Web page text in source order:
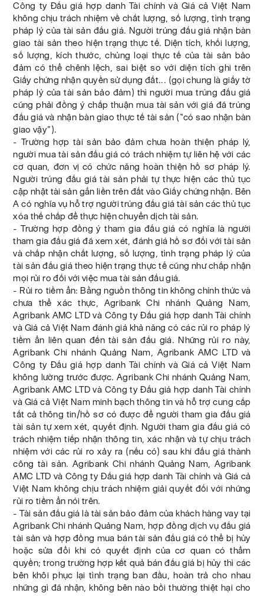
Công ty Đấu giá hợp danh Tài chính và Giá cả Việt Nam
không chịu trách nhiệm về chất lượng, số lượng, tình trạng
pháp lý của tài sản đấu giá. Người trúng đấu giá nhận bàn
giao tài sản theo hiện trạng thực tế. Diện tích, khối lượng,
số lượng, kích thước, chủng loại thực tế của tài sản bảo
đảm có thể chênh lệch, sai biệt so với diện tích ghi trên
Giấy chứng nhận quyền sử dụng đất... (gọi chung là giấy tờ
pháp lý của tài sản bảo đảm) thì người mua trúng đấu giá
cũng phải đồng ý chấp thuận mua tài sản với giá đã trúng
đấu giá và nhận bàn giao thực tế tài sản (“có sao nhận bàn
giao vậy”).
- Trường hợp tài sản bảo đảm chưa hoàn thiện pháp lý,
người mua tài sản đấu giá có trách nhiệm tự liên hệ với các
cơ quan, đơn vị có chức năng hoàn thiện hồ sơ pháp lý.
Người trúng đấu giá tài sản phải tự thực hiện các thủ tục
cập nhật tài sản gắn liền trên đất vào Giấy chứng nhận. Bên
A có nghĩa vụ hỗ trợ người trúng đấu giá tài sản các thủ tục
xóa thế chấp để thực hiện chuyển dịch tài sản.
- Trường hợp đồng ý tham gia đấu giá có nghĩa là người
tham gia đấu giá đã xem xét, đánh giá hồ sơ đối với tài sản
và chấp nhận chất lượng, số lượng, tình trạng pháp lý của
tài sản đấu giá theo hiện trạng thực tế cũng như chấp nhận
mọi rủi ro đối với việc mua tài sản đấu giá.
- Rủi ro tiềm ẩn: Bằng nguồn thông tin không chính thức và
chưa thể xác thực, Agribank Chi nhánh Quảng Nam,
Agribank AMC LTD và Công ty Đấu giá hợp danh Tài chính
và Giá cả Việt Nam đánh giá khả năng có các rủi ro pháp lý
tiềm ẩn liên quan đến tài sản đấu giá. Những rủi ro này,
Agribank Chi nhánh Quảng Nam, Agribank AMC LTD và
Công ty Đấu giá hợp danh Tài chính và Giá cả Việt Nam
không lường trước được. Agribank Chi nhánh Quảng Nam,
Agribank AMC LTD và Công ty Đấu giá hợp danh Tài chính
và Giá cả Việt Nam minh bạch thông tin và hỗ trợ cung cấp
tất cả thông tin/hồ sơ có được để người tham gia đấu giá
tài sản tự xem xét, quyết định. Người tham gia đấu giá có
trách nhiệm tiếp nhận thông tin, xác nhận và tự chịu trách
nhiệm với các rủi ro xảy ra (nếu có) sau khi đấu giá thành
công tài sản. Agribank Chi nhánh Quảng Nam, Agribank
AMC LTD và Công ty Đấu giá hợp danh Tài chính và Giá cả
Việt Nam không chịu trách nhiệm giải quyết đối với những
rủi ro tiềm ẩn nói trên.
- Tài sản đấu giá là tài sản bảo đảm của khách hàng vay tại
Agribank Chi nhánh Quảng Nam, hợp đồng dịch vụ đấu giá
tài sản và hợp đồng mua bán tài sản đấu giá có thể bị hủy
hoặc sửa đổi khi có quyết định của cơ quan có thẩm
quyền; trong trường hợp kết quả bán đấu giá bị hủy thì các
bên khôi phục lại tình trạng ban đầu, hoàn trả cho nhau
những gì đã nhận, không bên nào bồi thường thiệt hại cho